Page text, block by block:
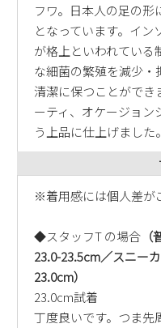
フワ。日本人の足の
となっています。イ
が格上といわれている
な細菌の繁殖を減少・
清潔に保つことがで
ーティ、オケージョン
う上品に仕上げました。
※着用感には個人差が
◆スタッフT の場合（
23.0-23.5cm／スニー
23.0cm）
23.0cm試着
丁度良いです。つま先